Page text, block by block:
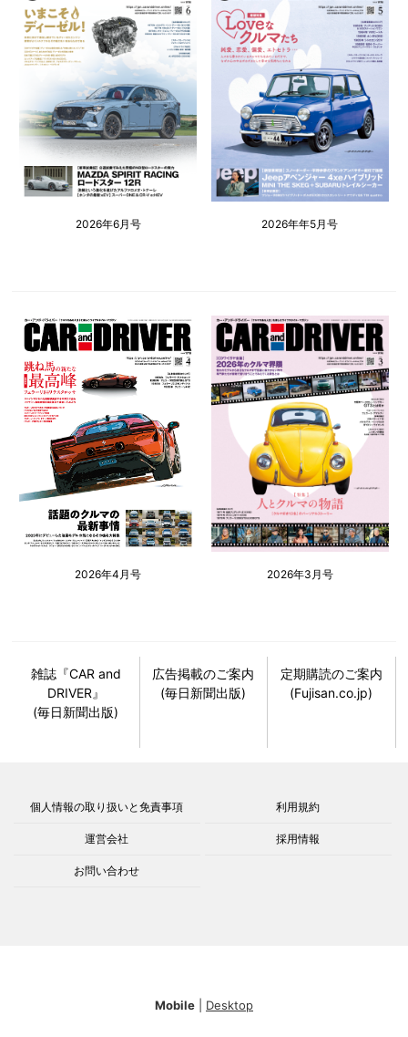
2026年6月号 2026年年5月号
2026年4月号 2026年3月号
雑誌『CAR and
DRIVER』
(毎日新聞出版)
広告掲載のご案内
(毎日新聞出版)
定期購読のご案内
(Fujisan.co.jp)
個人情報の取り扱いと免責事項 利用規約
運営会社 採用情報
お問い合わせ
Mobile Desktop